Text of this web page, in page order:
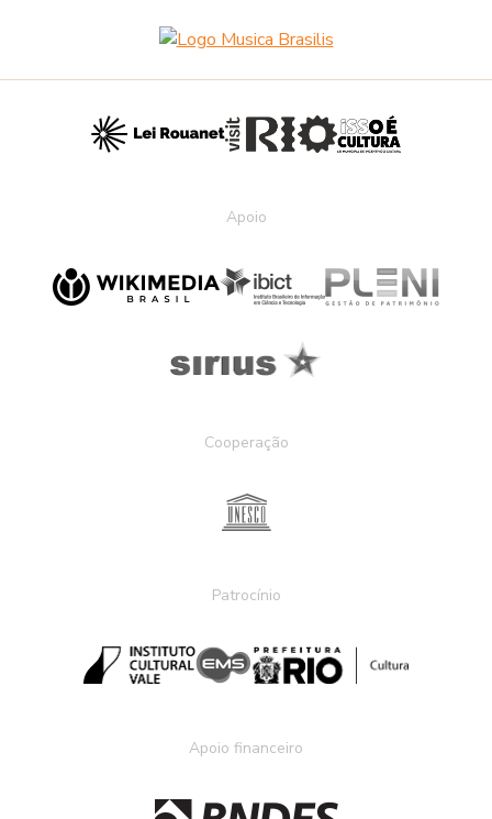
Apoio
Cooperação
Patrocínio
Apoio financeiro